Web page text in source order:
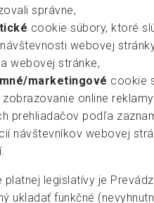
správne,
cookie súbory, ktoré
webovej
webovej stránke,
marketingové cookie
zobrazovanie online
prehliadačov podľa
návštevníkov webovej
platnej legislatívy je
ukladať funkčné